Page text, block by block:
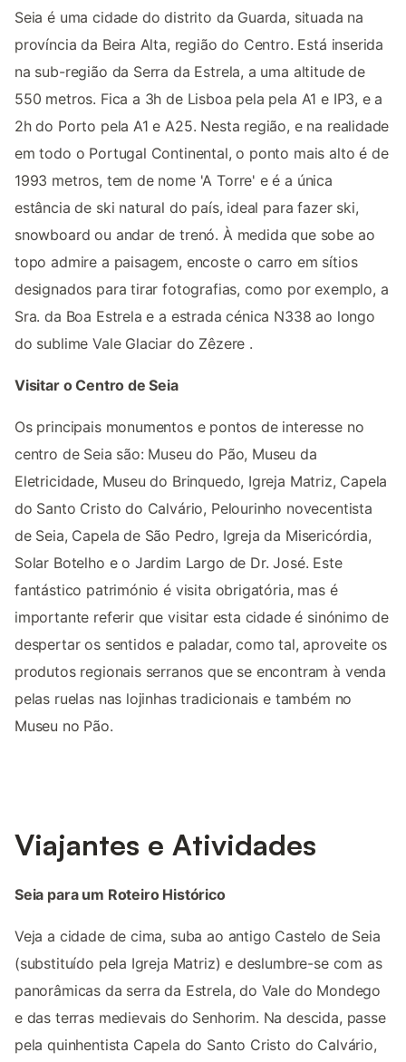
Seia é uma cidade do distrito da Guarda, situada na
província da Beira Alta, região do Centro. Está inserida
na sub-região da Serra da Estrela, a uma altitude de
550 metros. Fica a 3h de Lisboa pela pela A1 e IP3, e a
2h do Porto pela A1 e A25. Nesta região, e na realidade
em todo o Portugal Continental, o ponto mais alto é de
1993 metros, tem de nome 'A Torre' e é a única
estância de ski natural do país, ideal para fazer ski,
snowboard ou andar de trenó. À medida que sobe ao
topo admire a paisagem, encoste o carro em sítios
designados para tirar fotografias, como por exemplo, a
Sra. da Boa Estrela e a estrada cénica N338 ao longo
do sublime Vale Glaciar do Zêzere .
Visitar o Centro de Seia
Os principais monumentos e pontos de interesse no
centro de Seia são: Museu do Pão, Museu da
Eletricidade, Museu do Brinquedo, Igreja Matriz, Capela
do Santo Cristo do Calvário, Pelourinho novecentista
de Seia, Capela de São Pedro, Igreja da Misericórdia,
Solar Botelho e o Jardim Largo de Dr. José. Este
fantástico património é visita obrigatória, mas é
importante referir que visitar esta cidade é sinónimo de
despertar os sentidos e paladar, como tal, aproveite os
produtos regionais serranos que se encontram à venda
pelas ruelas nas lojinhas tradicionais e também no
Museu no Pão.
Viajantes e Atividades
Seia para um Roteiro Histórico
Veja a cidade de cima, suba ao antigo Castelo de Seia
(substituído pela Igreja Matriz) e deslumbre-se com as
panorâmicas da serra da Estrela, do Vale do Mondego
e das terras medievais do Senhorim. Na descida, passe
pela quinhentista Capela do Santo Cristo do Calvário,